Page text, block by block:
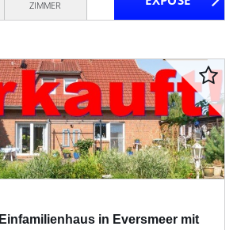
ZIMMER
in Eversmeer mit